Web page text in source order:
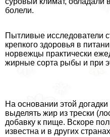
болели.
Пытливые исследователи
крепкого здоровья в
норвежцы пpaктически
жирные сорта рыбы и при
На основании этой
выделять жир из трески
добавку к пище. Вскоре
известна и в других